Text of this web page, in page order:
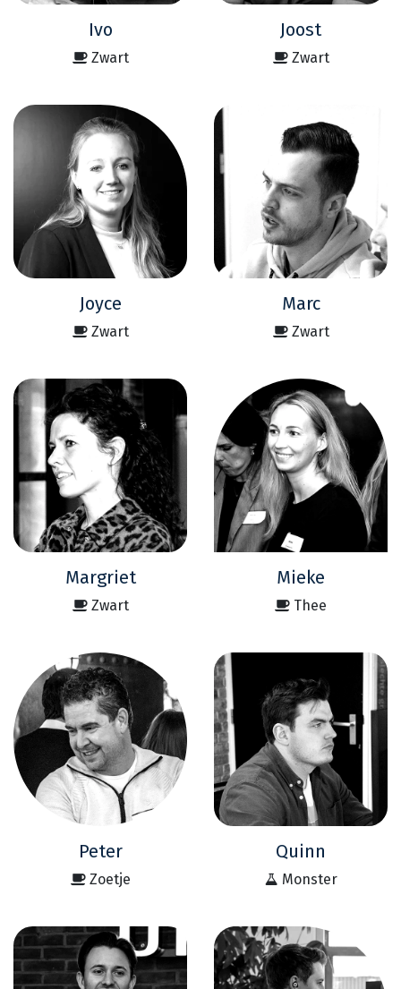
Ivo
Zwart
Joost
Zwart
Joyce
Zwart
Marc
Zwart
Margriet
Zwart
Mieke
Thee
Peter
Zoetje
Quinn
Monster